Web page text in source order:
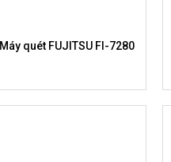
Máy quét FUJITSU FI-7280